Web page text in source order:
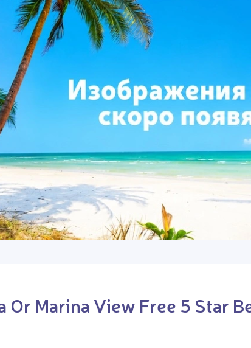
Or Marina View Free 5 Star